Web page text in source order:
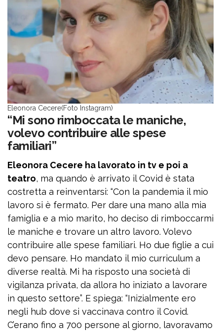
Eleonora Cecere(Foto Instagram)
“Mi sono rimboccata le maniche,
volevo contribuire alle spese
familiari”
Eleonora Cecere ha lavorato in tv e poi a
teatro, ma quando è arrivato il Covid è stata
costretta a reinventarsi: “Con la pandemia il mio
lavoro si è fermato. Per dare una mano alla mia
famiglia e a mio marito, ho deciso di rimboccarmi
le maniche e trovare un altro lavoro. Volevo
contribuire alle spese familiari. Ho due figlie a cui
devo pensare. Ho mandato il mio curriculum a
diverse realtà. Mi ha risposto una società di
vigilanza privata, da allora ho iniziato a lavorare
in questo settore”. E spiega: “Inizialmente ero
negli hub dove si vaccinava contro il Covid.
C’erano fino a 700 persone al giorno, lavoravamo